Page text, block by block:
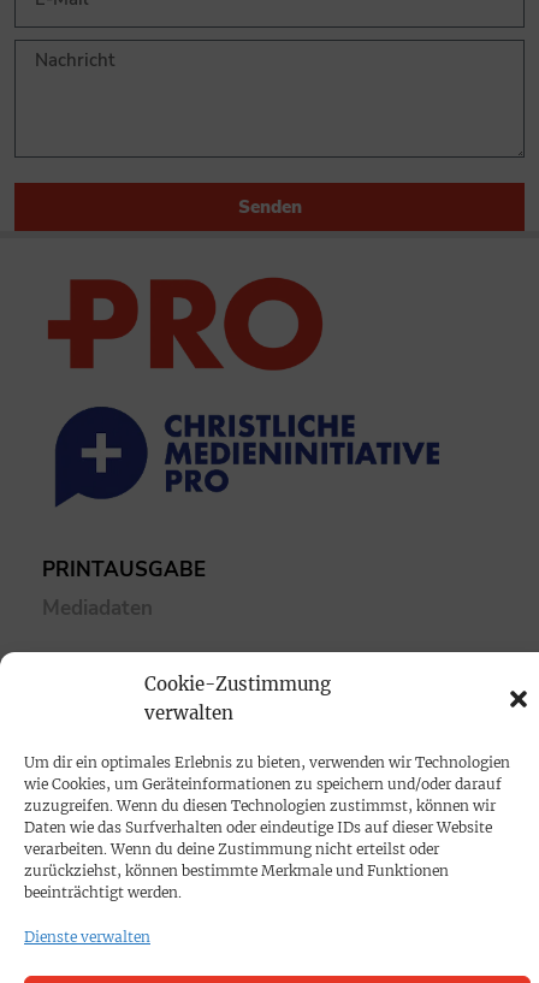
Cookie-Zustimmung
verwalten
Um dir ein optimales Erlebnis zu bieten, verwenden wir Technologien
wie Cookies, um Geräteinformationen zu speichern und/oder darauf
zuzugreifen. Wenn du diesen Technologien zustimmst, können wir
Daten wie das Surfverhalten oder eindeutige IDs auf dieser Website
verarbeiten. Wenn du deine Zustimmung nicht erteilst oder
zurückziehst, können bestimmte Merkmale und Funktionen
beeinträchtigt werden.
Dienste verwalten
Senden
PRINTAUSGABE
Mediadaten
PROKOMPAKT
Impressum
SPENDEN
Datenschutz
KONTAKT
Cookie-Richtlinie